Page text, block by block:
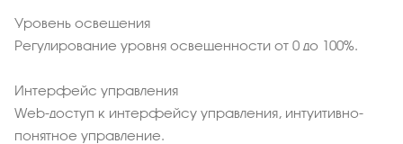
Уровень освещения
Регулирование уровня освещенности от 0 до 100%.
Интерфейс управления
Web-доступ к интерфейсу управления, интуитивно-
понятное управление.